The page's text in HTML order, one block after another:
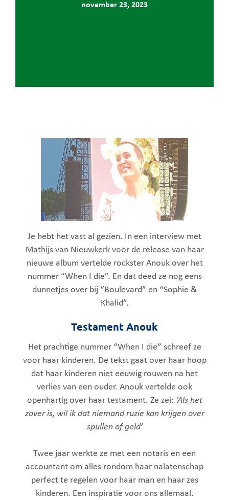
november 23, 2023
Je hebt het vast al gezien. In een interview met
Mathijs van Nieuwkerk voor de release van haar
nieuwe album vertelde rockster Anouk over het
nummer “When I die”. En dat deed ze nog eens
dunnetjes over bij “Boulevard” en “Sophie &
Khalid”.
Testament Anouk
Het prachtige nummer “When I die” schreef ze
voor haar kinderen. De tekst gaat over haar hoop
dat haar kinderen niet eeuwig rouwen na het
verlies van een ouder. Anouk vertelde ook
openhartig over haar testament. Ze zei: ‘Als het
zover is, wil ik dat niemand ruzie kan krijgen over
spullen of geld’
Twee jaar werkte ze met een notaris en een
accountant om alles rondom haar nalatenschap
perfect te regelen voor haar man en haar zes
kinderen. Een inspiratie voor ons allemaal.